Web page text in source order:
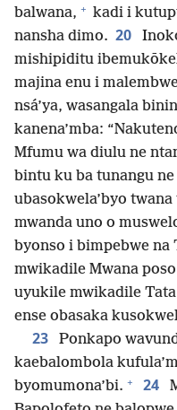
balwana, + kadi i
nansha dimo. 20
mishipiditu
majina enu i
nsá’ya, wasangala
kanena’mba:
Mfumu wa diulu ne
bintu ku ba tunangu
ubasokwela’byo
mwanda uno o
byonso i bimpebwe
mwikadile Mwana
uyukile mwikadile Tata
ense obasaka
23
Ponkapo
kaebalombola
byomumona’bi. + 24